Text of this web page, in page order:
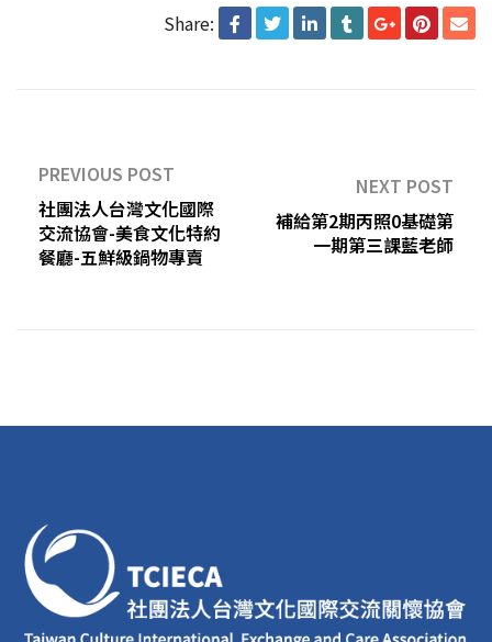
Share:
PREVIOUS POST
社團法人台灣文化國際
交流協會-美食文化特約
餐廳-五鮮級鍋物專賣
NEXT POST
補給第2期丙照0基礎第
一期第三課藍老師